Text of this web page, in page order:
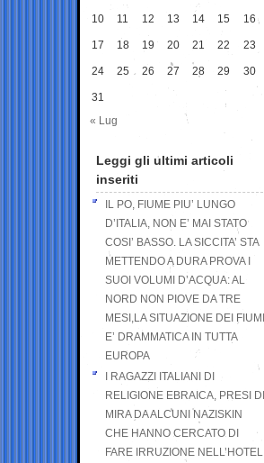
10 11 12 13 14 15 16
17 18 19 20 21 22 23
24 25 26 27 28 29 30
31
« Lug
Leggi gli ultimi articoli
inseriti
IL PO, FIUME PIU’ LUNGO
D’ITALIA, NON E’ MAI STATO
COSI’ BASSO. LA SICCITA’ STA
METTENDO A DURA PROVA I
SUOI VOLUMI D’ACQUA: AL
NORD NON PIOVE DA TRE
MESI,LA SITUAZIONE DEI FIUMI
E’ DRAMMATICA IN TUTTA
EUROPA
I RAGAZZI ITALIANI DI
RELIGIONE EBRAICA, PRESI DI
MIRA DA ALCUNI NAZISKIN
CHE HANNO CERCATO DI
FARE IRRUZIONE NELL’HOTEL